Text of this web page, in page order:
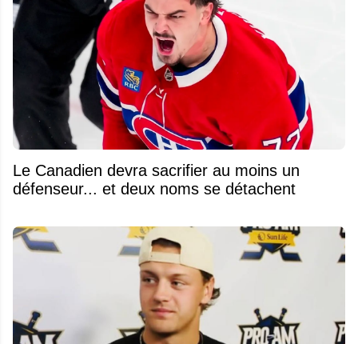
Le Canadien devra sacrifier au moins un
défenseur... et deux noms se détachent